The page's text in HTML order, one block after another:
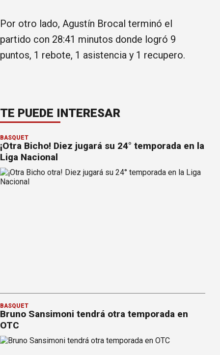
Por otro lado, Agustín Brocal terminó el
partido con 28:41 minutos donde logró 9
puntos, 1 rebote, 1 asistencia y 1 recupero.
TE PUEDE INTERESAR
BÁSQUET
¡Otra Bicho! Diez jugará su 24° temporada en la
Liga Nacional
BÁSQUET
Bruno Sansimoni tendrá otra temporada en
OTC